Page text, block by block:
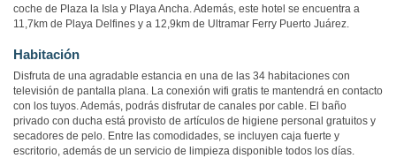
coche de Plaza la Isla y Playa Ancha. Además, este hotel se encuentra a
11,7km de Playa Delfines y a 12,9km de Ultramar Ferry Puerto Juárez.
Habitación
Disfruta de una agradable estancia en una de las 34 habitaciones con
televisión de pantalla plana. La conexión wifi gratis te mantendrá en contacto
con los tuyos. Además, podrás disfrutar de canales por cable. El baño
privado con ducha está provisto de artículos de higiene personal gratuitos y
secadores de pelo. Entre las comodidades, se incluyen caja fuerte y
escritorio, además de un servicio de limpieza disponible todos los días.